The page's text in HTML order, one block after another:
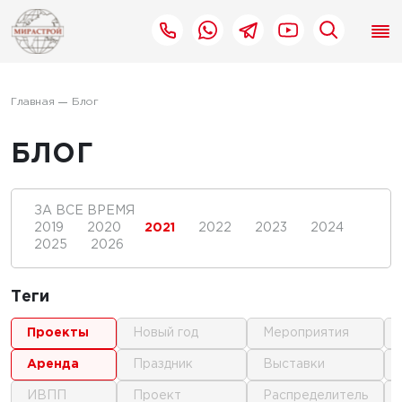
Главная Блог
БЛОГ
ЗА ВСЕ ВРЕМЯ
2019
2020 2021 2022 2023
2024
2025
2026
Теги
проекты
аренда
ИВПП
новый год
праздник
проект
мероприятия
выставки
распределитель